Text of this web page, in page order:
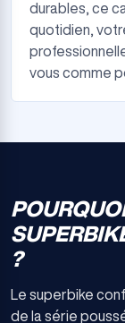
durables, ce
quotidien,
vous comme
?
Le superbike
de la série